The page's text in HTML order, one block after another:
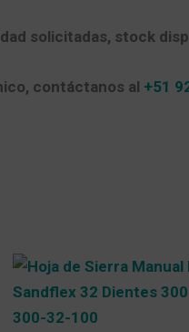
solicitadas, stock
contáctanos al +51